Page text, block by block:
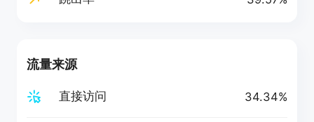
流量来源
直接访问 34.34%